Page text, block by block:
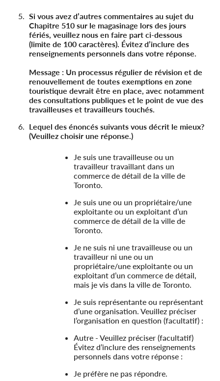
Si vous avez d’autres commentaires au sujet du
Chapitre 510 sur le magasinage lors des jours
fériés, veuillez nous en faire part ci-dessous
(limite de 100 caractères). Évitez d’inclure des
renseignements personnels dans votre réponse.
Message : Un processus régulier de révision et de
renouvellement de toutes exemptions en zone
touristique devrait être en place, avec notamment
des consultations publiques et le point de vue des
travailleuses et travailleurs touchés.
Lequel des énoncés suivants vous décrit le mieux?
(Veuillez choisir une réponse.)
Je suis une travailleuse ou un
travailleur travaillant dans un
commerce de détail de la ville de
Toronto.
Je suis une ou un propriétaire/une
exploitante ou un exploitant d’un
commerce de détail de la ville de
Toronto.
Je ne suis ni une travailleuse ou un
travailleur ni une ou un
propriétaire/une exploitante ou un
exploitant d’un commerce de détail,
mais je vis dans la ville de Toronto.
Je suis représentante ou représentant
d’une organisation. Veuillez préciser
l’organisation en question (facultatif) :
Autre - Veuillez préciser (facultatif)
Évitez d’inclure des renseignements
personnels dans votre réponse :
Je préfère ne pas répondre.